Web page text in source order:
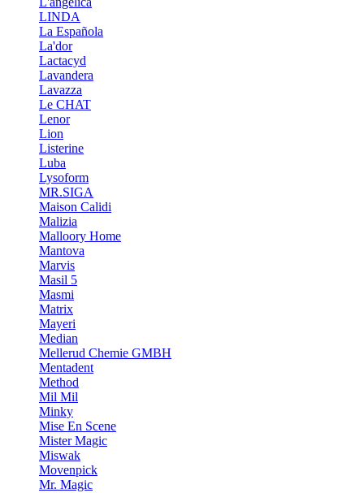
LINDA
La Española
La'dor
Lactacyd
Lavandera
Lavazza
Le CHAT
Lenor
Lion
Listerine
Luba
Lysoform
MR.SIGA
Maison Calidi
Malizia
Malloory Home
Mantova
Marvis
Masil 5
Masmi
Matrix
Mayeri
Median
Mellerud Chemie GMBH
Mentadent
Method
Mil Mil
Minky
Mise En Scene
Mister Magic
Miswak
Movenpick
Mr. Magic